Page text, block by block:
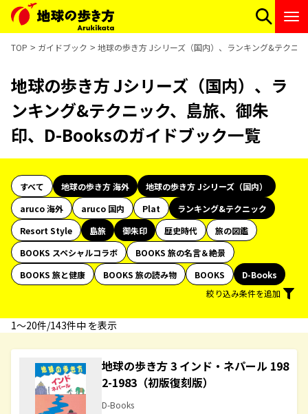
TOP ガイドブック 地球の歩き方 Jシリーズ（国内）、ランキング&テクニ
地球の歩き方 Jシリーズ（国内）、ラ
ンキング&テクニック、島旅、御朱
印、D-Booksのガイドブック一覧
すべて 地球の歩き方 海外
地球の歩き方 Jシリーズ（国内）
aruco 海外
aruco 国内 Plat
ランキング&テクニック
Resort Style
島旅 御朱印 歴史時代
旅の図鑑
BOOKS スペシャルコラボ
BOOKS 旅の名言＆絶景
BOOKS 旅と健康
BOOKS 旅の読み物 BOOKS
D-Books
絞り込み条件を追加
1〜20件/143件中 を表示
地球の歩き方 3 インド・ネパール 198
2-1983（初版復刻版）
D-Books